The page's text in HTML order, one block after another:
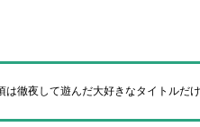
は徹夜して遊んだ大好きなタイトル